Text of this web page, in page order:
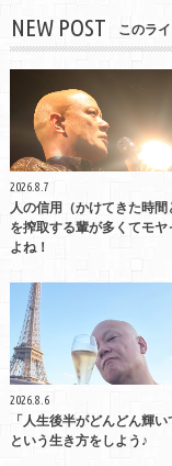
NEW POST このラ
2026.8.7
人の信用（かけてきた時間
を搾取する輩が多くてモヤ
よね！
2026.8.6
「人生後半がどんどん輝い
という生き方をしよう♪